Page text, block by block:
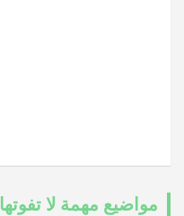
مواضيع مهمة لا تفوتها